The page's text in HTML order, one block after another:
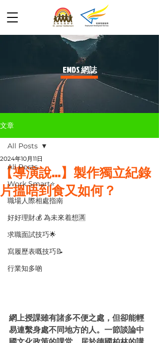
​EMDS 網誌
文章
All Posts
Work Smart⭐️
職場人際相處指南
好好理財💰 為未來着想🈵
求職面試技巧🌟
寫履歷表嘅技巧📝
行業知多啲
All Posts
【導演說...】製作獨立紀錄
片搵唔到食又如何？
2024年10月11日
網上授課雖有諸多不便之處，但卻能輕
易連繫身處不同地方的人。一節談論中